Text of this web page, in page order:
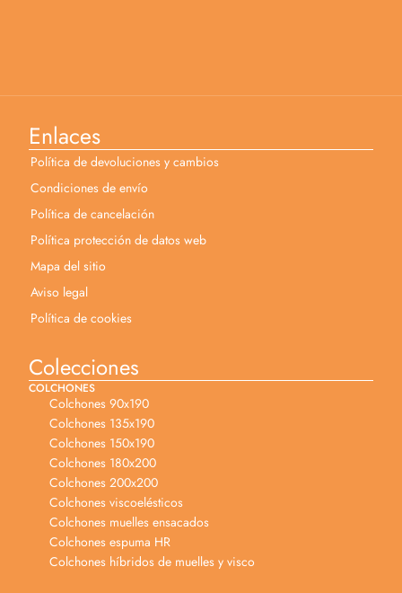
Enlaces
Política de devoluciones y cambios
Condiciones de envío
Política de cancelación
Política protección de datos web
Mapa del sitio
Aviso legal
Política de cookies
Colecciones
COLCHONES
Colchones 90x190
Colchones 135x190
Colchones 150x190
Colchones 180x200
Colchones 200x200
Colchones viscoelésticos
Colchones muelles ensacados
Colchones espuma HR
Colchones híbridos de muelles y visco